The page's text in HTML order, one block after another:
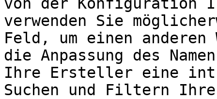
verwenden Sie
Feld, um einen
die Anpassung des
Ihre Ersteller eine
Suchen und Filtern